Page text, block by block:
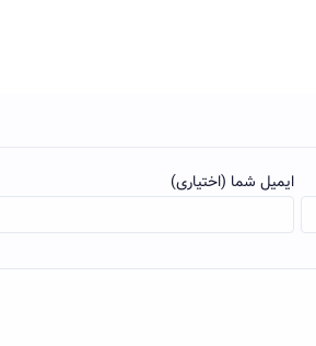
ایمیل شما (اختیاری)